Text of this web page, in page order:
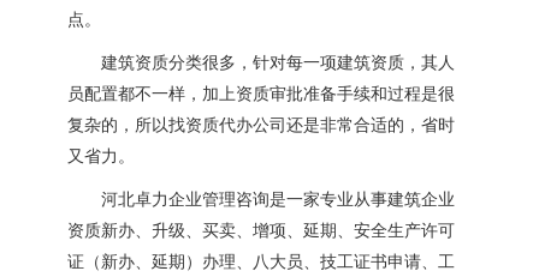
点。
建筑资质分类很多，针对每一项建筑资质，其人
员配置都不一样，加上资质审批准备手续和过程是很
复杂的，所以找资质代办公司还是非常合适的，省时
又省力。
河北卓力企业管理咨询是一家专业从事建筑企业
资质新办、升级、买卖、增项、延期、安全生产许可
证（新办、延期）办理、八大员、技工证书申请、工